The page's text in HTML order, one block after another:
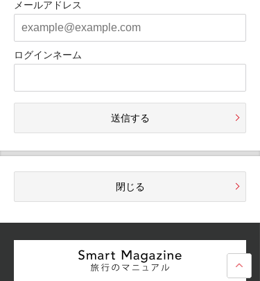
メールアドレス
ログインネーム
送信する
閉じる